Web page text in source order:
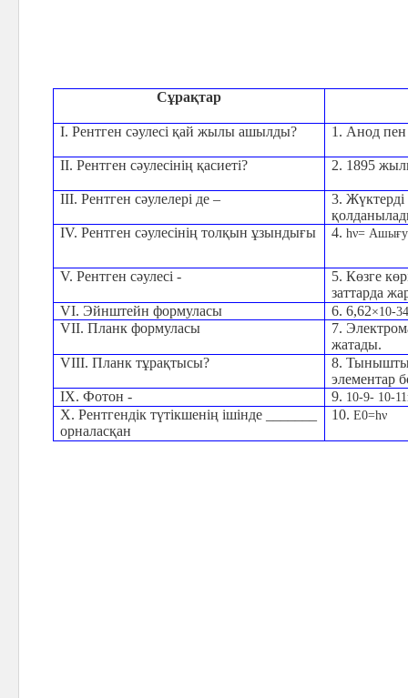
Сұрақтар
І. Рентген сәулесі қай жылы ашылды? 1. Анод пен
ІІ. Рентген сәулесінің қасиеті? 2. 1895
ІІІ. Рентген сәулелері де –
3. Жүктерді
ІV. Рентген сәулесінің толқын ұзындығы
4. hν= Aшығу
V. Рентген сәулесі -
5. Көзге
заттарда
VІ. Эйнштейн формуласы 6. 6,62×10-34
VІІ. Планк формуласы
7.
жатады.
VІІІ. Планк тұрақтысы?
8.
элементар
ІХ. Фотон -
9. 10-9- 10-11
Х. Рентгендік түтікшенің ішінде _______
орналасқан
10. Е0=һν